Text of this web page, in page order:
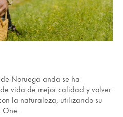
Noruega anda se ha
vida de mejor calidad y volver
la naturaleza, utilizando su
One.